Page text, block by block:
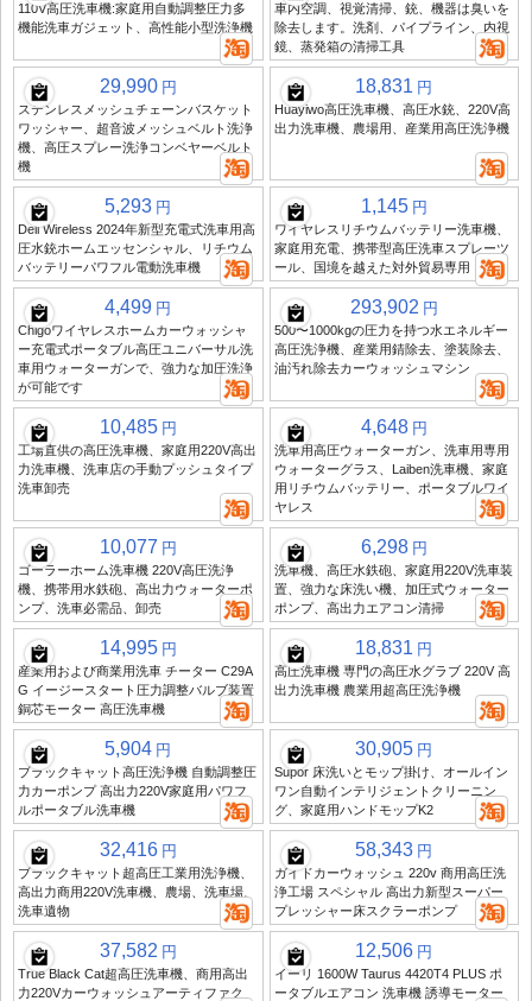
110V高圧洗車機:家庭用自動調整圧力多
機能洗車ガジェット、高性能小型洗浄機
車内空調、視覚清掃、銃、機器は臭いを
除去します。洗剤、パイプライン、内視
鏡、蒸発箱の清掃工具
29,990 円
ステンレスメッシュチェーンバスケット
ワッシャー、超音波メッシュベルト洗浄
機、高圧スプレー洗浄コンベヤーベルト
機
18,831 円
Huayiwo高圧洗車機、高圧水銃、220V高
出力洗車機、農場用、産業用高圧洗浄機
5,293 円
Deli Wireless 2024年新型充電式洗車用高
圧水銃ホームエッセンシャル、リチウム
バッテリーパワフル電動洗車機
1,145 円
ワイヤレスリチウムバッテリー洗車機、
家庭用充電、携帯型高圧洗車スプレーツ
ール、国境を越えた対外貿易専用
4,499 円
Chigoワイヤレスホームカーウォッシャ
ー充電式ポータブル高圧ユニバーサル洗
車用ウォーターガンで、強力な加圧洗浄
が可能です
293,902 円
500〜1000kgの圧力を持つ水エネルギー
高圧洗浄機、産業用錆除去、塗装除去、
油汚れ除去カーウォッシュマシン
10,485 円
工場直供の高圧洗車機、家庭用220V高出
力洗車機、洗車店の手動プッシュタイプ
洗車卸売
4,648 円
洗車用高圧ウォーターガン、洗車用専用
ウォーターグラス、Laiben洗車機、家庭
用リチウムバッテリー、ポータブルワイ
ヤレス
10,077 円
ゴーラーホーム洗車機 220V高圧洗浄
機、携帯用水鉄砲、高出力ウォーターポ
ンプ、洗車必需品、卸売
6,298 円
洗車機、高圧水鉄砲、家庭用220V洗車装
置、強力な床洗い機、加圧式ウォーター
ポンプ、高出力エアコン清掃
14,995 円
産業用および商業用洗車 チーター C29A
G イージースタート圧力調整バルブ装置
銅芯モーター 高圧洗車機
18,831 円
高圧洗車機 専門の高圧水グラブ 220V 高
出力洗車機 農業用超高圧洗浄機
5,904 円
ブラックキャット高圧洗浄機 自動調整圧
力カーポンプ 高出力220V家庭用パワフ
ルポータブル洗車機
30,905 円
Supor 床洗いとモップ掛け、オールイン
ワン自動インテリジェントクリーニン
グ、家庭用ハンドモップK2
32,416 円
ブラックキャット超高圧工業用洗浄機、
高出力商用220V洗車機、農場、洗車場、
洗車遺物
58,343 円
ガイドカーウォッシュ 220v 商用高圧洗
浄工場 スペシャル 高出力新型スーパー
プレッシャー床スクラーポンプ
37,582 円
True Black Cat超高圧洗車機、商用高出
力220Vカーウォッシュアーティファク
12,506 円
イーリ 1600W Taurus 4420T4 PLUS ポ
ータブルエアコン 洗車機 誘導モーター